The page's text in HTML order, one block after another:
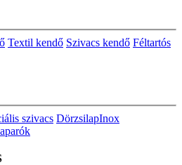
Textil kendő Szivacs kendő Féltartós
szivacs DörzsilapInox